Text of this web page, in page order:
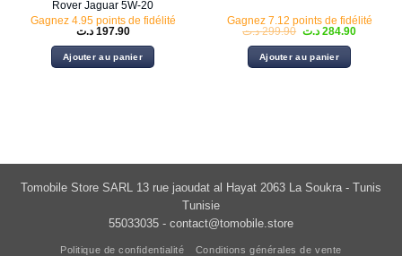
Rover Jaguar 5W-20
Gagnez 4.95 points de fidélité
197.90 د.ت
Ajouter au panier
Gagnez 7.12 points de fidélité
299.90 د.ت
Le
initial
était :
284.90 د.ت
Le
Ajouter au panier
Tomobile Store SARL 13 rue jaoudat al Hayat 2063 La Soukra - Tunis
Tunisie
55033035 - contact@tomobile.store
Politique de confidentialité Conditions générales de vente